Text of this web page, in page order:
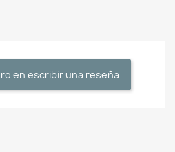
en escribir una reseña